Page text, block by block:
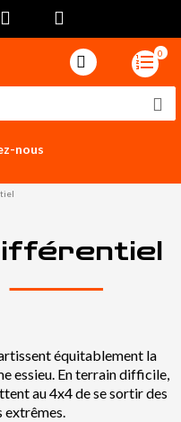
0
nous
équitablement la
essieu. En terrain difficile,
au 4x4 de se sortir des
extrêmes.